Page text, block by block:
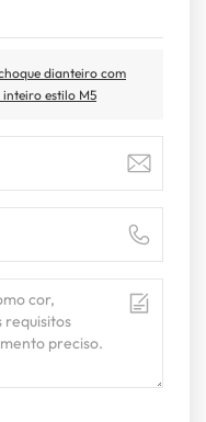
dianteiro com
estilo M5